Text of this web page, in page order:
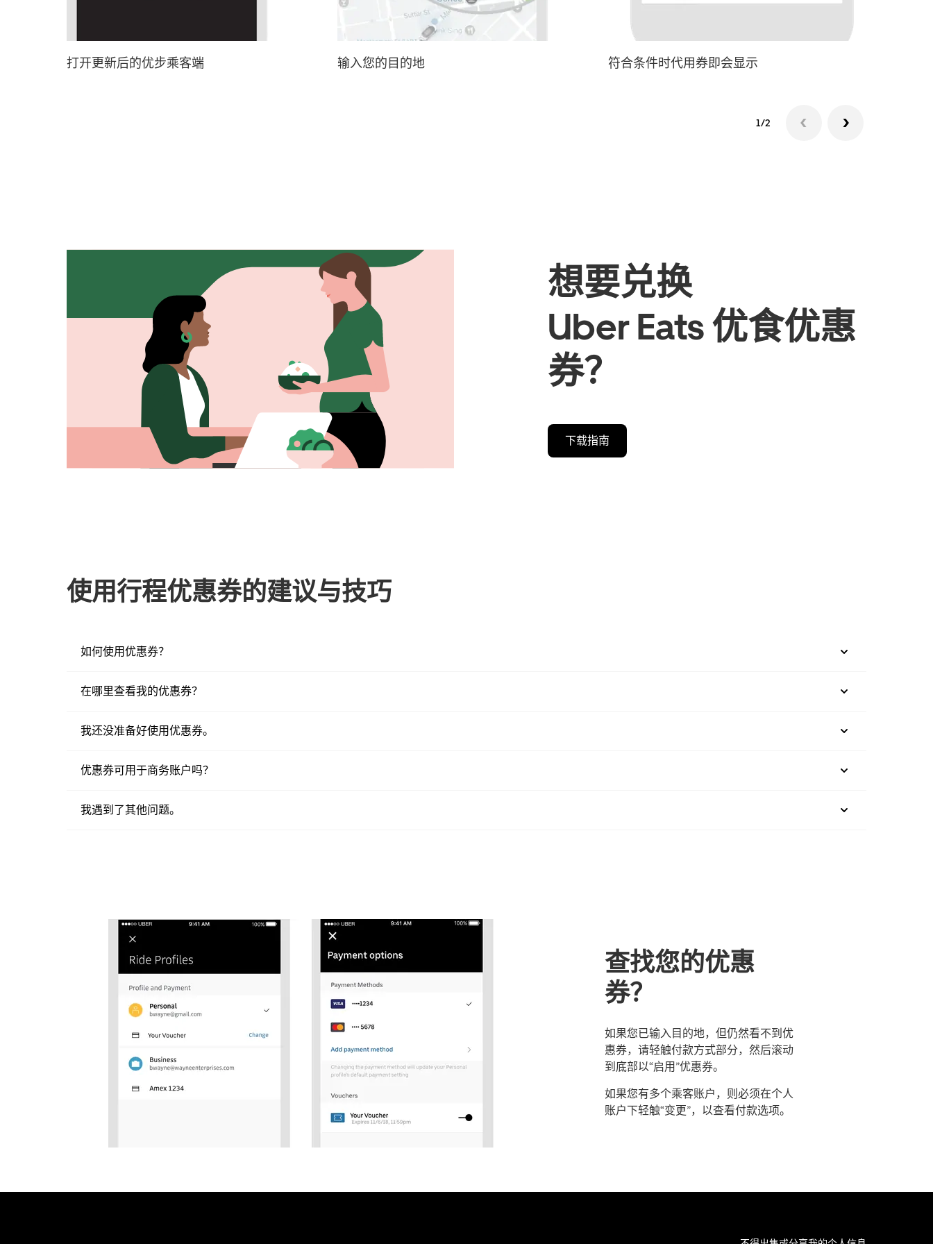
打开更新后的优步乘客端 输入您的目的地 符合条件时代用券即会显示
1/2
想要兑换
Uber Eats 优食优惠
券？
下载指南
使用行程优惠券的建议与技巧
如何使用优惠券？
在哪里查看我的优惠券？
我还没准备好使用优惠券。
优惠券可用于商务账户吗？
我遇到了其他问题。
查找您的优惠
券？
如果您已输入目的地，但仍然看不到优
惠券，请轻触付款方式部分，然后滚动
到底部以“启用”优惠券。
如果您有多个乘客账户，则必须在个人
账户下轻触“变更”，以查看付款选项。